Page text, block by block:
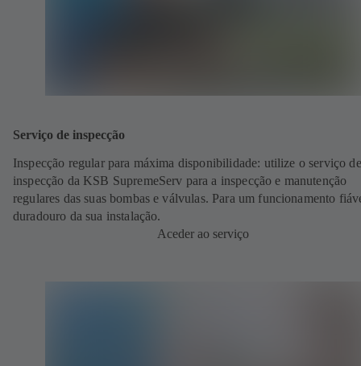
Serviço de inspecção
Inspecção regular para máxima disponibilidade: utilize o serviço de
inspecção da KSB SupremeServ para a inspecção e manutenção
regulares das suas bombas e válvulas. Para um funcionamento
duradouro da sua instalação.
Aceder ao serviço